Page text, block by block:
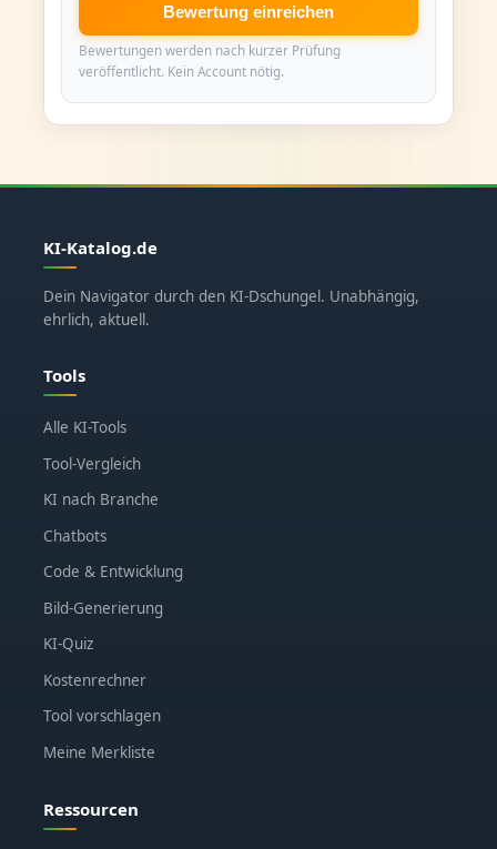
Bewertung einreichen
Bewertungen werden nach kurzer Prüfung
veröffentlicht. Kein Account nötig.
KI-Katalog.de
Dein Navigator durch den KI-Dschungel. Unabhängig,
ehrlich, aktuell.
Tools
Alle KI-Tools
Tool-Vergleich
KI nach Branche
Chatbots
Code & Entwicklung
Bild-Generierung
KI-Quiz
Kostenrechner
Tool vorschlagen
Meine Merkliste
Ressourcen